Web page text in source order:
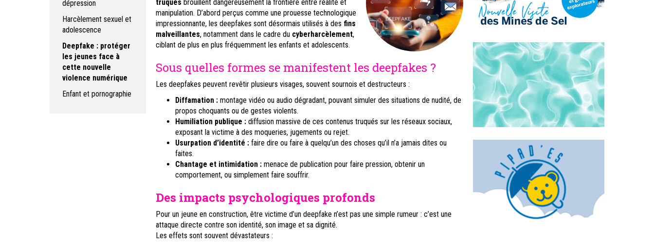
dépression
Harcèlement sexuel et
adolescence
Deepfake : protéger
les jeunes face à
cette nouvelle
violence numérique
Enfant et pornographie
truqués brouillent dangereusement la frontière entre réalité et
manipulation. D’abord perçus comme une prouesse technologique
impressionnante, les deepfakes sont désormais utilisés à des fins
malveillantes, notamment dans le cadre du cyberharcèlement,
ciblant de plus en plus fréquemment les enfants et adolescents.
Sous quelles formes se manifestent les deepfakes ?
Les deepfakes peuvent revêtir plusieurs visages, souvent sournois et destructeurs :
Diffamation : montage vidéo ou audio dégradant, pouvant simuler des situations de nudité, de
propos choquants ou de gestes violents.
Humiliation publique :diffusion massive de ces contenus truqués sur les réseaux sociaux,
exposant la victime à des moqueries, jugements ou rejet.
Usurpation d’identité : faire dire ou faire à quelqu’un des choses qu’il n’a jamais dites ou
faites.
Chantage et intimidation :menace de publication pour faire pression, obtenir un
comportement, ou simplement faire souffrir.
Des impacts psychologiques profonds
Pour un jeune en construction, être victime d’un deepfake n’est pas une simple rumeur : c’est une
attaque directe contre son identité, son image et sa dignité.
Les effets sont souvent dévastateurs :